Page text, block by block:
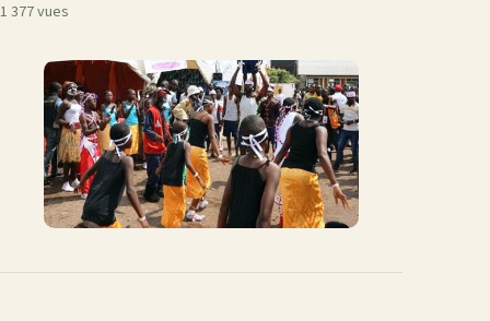
1 377 vues